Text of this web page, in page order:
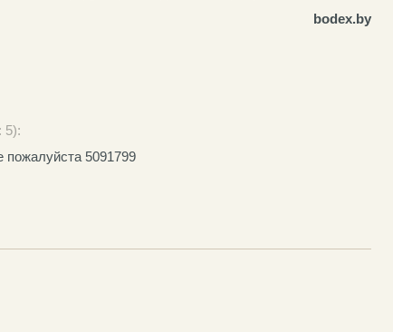
bodex.by
5):
5091799